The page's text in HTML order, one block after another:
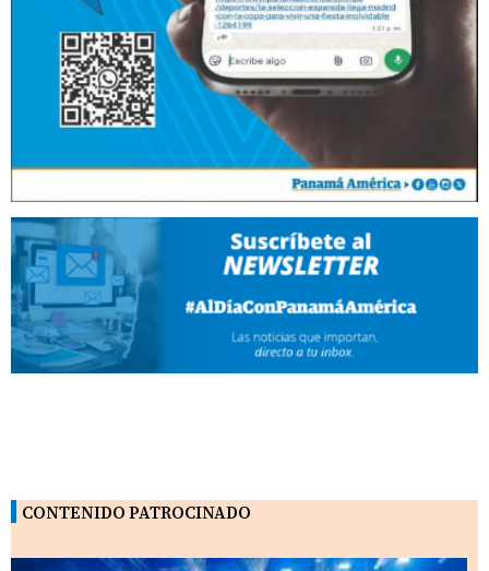
CONTENIDO PATROCINADO